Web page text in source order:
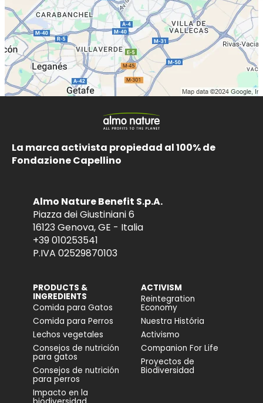
La marca activista propiedad al 100% de
Fondazione Capellino
Almo Nature Benefit S.p.A.
Piazza dei Giustiniani 6
16123 Genova, GE - Italia
+39 010253541
P.IVA 02529870103
PRODUCTS &
INGREDIENTS
Comida para Gatos
Comida para Perros
Lechos vegetales
Consejos de nutrición
para gatos
Consejos de nutrición
para perros
Impacto en la
ACTIVISM
Reintegration
Economy
Nuestra História
Activismo
Companion For Life
Proyectos de
Biodiversidad